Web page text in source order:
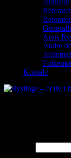
Aktuelle
Årets
Andre
Kontakt